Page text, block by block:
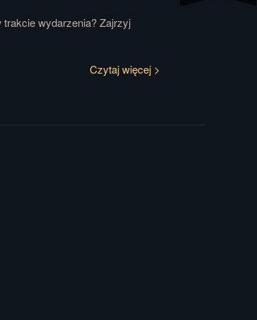
wydarzenia? Zajrzyj
Czytaj więcej >